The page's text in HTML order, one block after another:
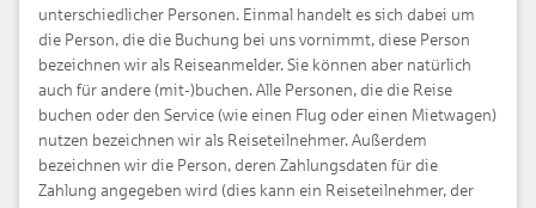
unterschiedlicher Personen. Einmal handelt es sich dabei um
die Person, die die Buchung bei uns vornimmt, diese Person
bezeichnen wir als Reiseanmelder. Sie können aber natürlich
auch für andere (mit-)buchen. Alle Personen, die die Reise
buchen oder den Service (wie einen Flug oder einen Mietwagen)
nutzen bezeichnen wir als Reiseteilnehmer. Außerdem
bezeichnen wir die Person, deren Zahlungsdaten für die
Zahlung angegeben wird (dies kann ein Reiseteilnehmer, der